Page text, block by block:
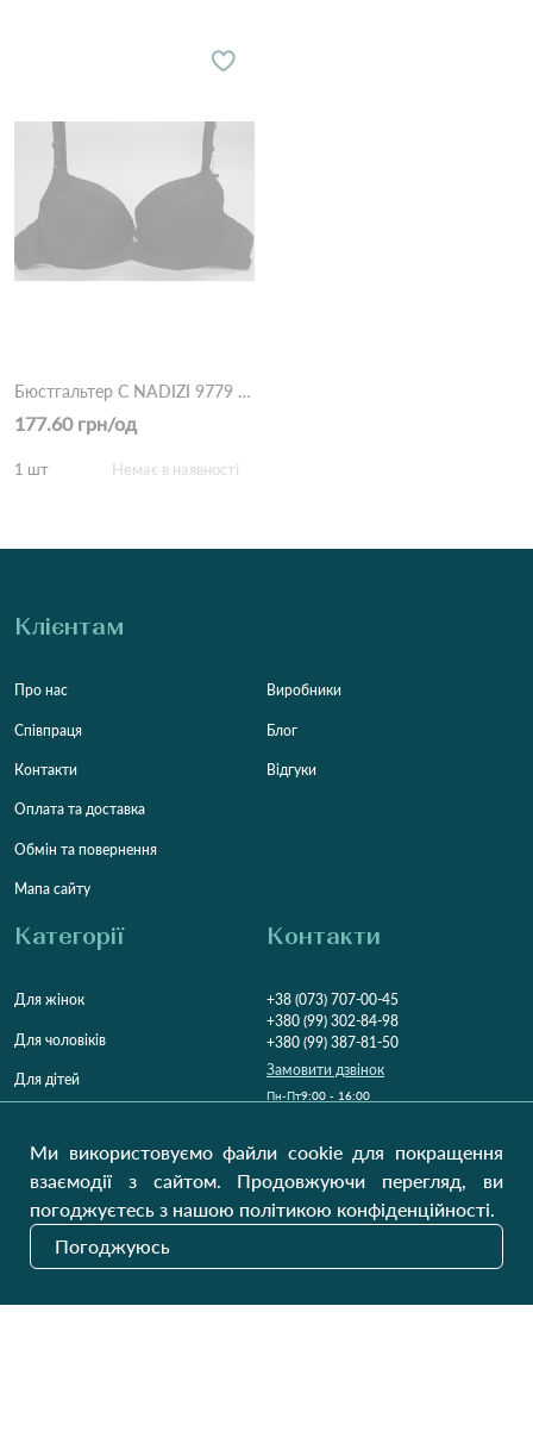
Бюстгальтер С NADIZI 9779 3,2 Чорний
177.60 грн/од
1 шт Немає в наявності
Клієнтам
Про нас
Співпраця
Контакти
Оплата та доставка
Обмін та повернення
Мапа сайту
Виробники
Блог
Відгуки
Категорії
Для жінок
Для чоловіків
Для дітей
Контакти
+38 (073) 707-00-45
+380 (99) 302-84-98
+380 (99) 387-81-50
Замовити дзвінок
Пн-Пт9:00 - 16:00
Україна, Луцьк, 43000
Наші оновлення
Ми використовуємо файли cookie для покращення
взаємодії з сайтом. Продовжуючи перегляд, ви
погоджуєтесь з нашою політикою конфіденційності.
Погоджуюсь